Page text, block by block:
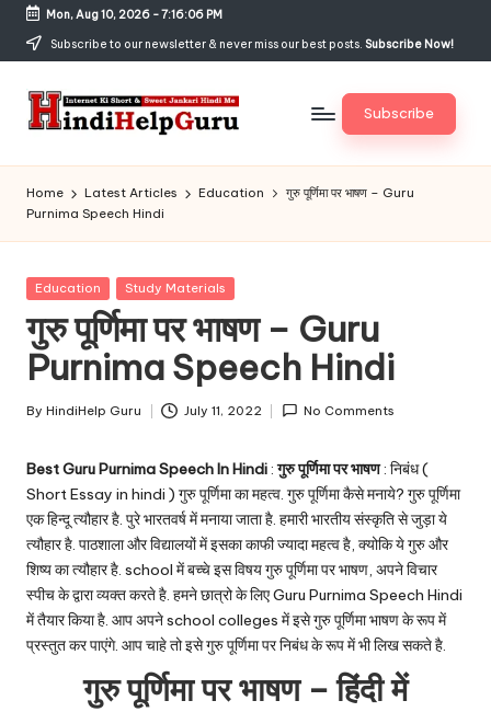
Skip
content
Mon, Aug 10, 2026-7:16:07 PM
Subscribe to our newsletter & never miss our best posts. Subscribe Now!
H
in
di
H
el
p
G
u
r
u.
c
o
m
Jankari
Hindi
me
Subscribe
Home Latest Articles Education
गुरु पूर्णिमा पर भाषण – Guru
Purnima Speech Hindi
Posted
Education Study Materials
गुरु पूर्णिमा पर भाषण – Guru
Purnima Speech Hindi
Posted
By HindiHelp Guru July 11, 2022 No Comments
Best Guru Purnima Speech In Hindi:गुरु पूर्णिमा पर भाषण: निबंध (
Short Essay in hindi ) गुरु पूर्णिमा का महत्व. गुरु पूर्णिमा कैसे मनाये? गुरु पूर्णिमा
एक हिन्दू त्यौहार है. पुरे भारतवर्ष में मनाया जाता है. हमारी भारतीय संस्कृति से जुड़ा ये
त्यौहार है. पाठशाला और विद्यालयों में इसका काफी ज्यादा महत्व है, क्योकि ये गुरु और
शिष्य का त्यौहार है. school में बच्चे इस विषय गुरु पूर्णिमा पर भाषण, अपने विचार
स्पीच के द्वारा व्यक्त करते है. हमने छात्रो के लिए Guru Purnima Speech Hindi
में तैयार किया है. आप अपने school colleges में इसे गुरु पूर्णिमा भाषण के रूप में
प्रस्तुत कर पाएंगे. आप चाहे तो इसे गुरु पूर्णिमा पर निबंध के रूप में भी लिख सकते है.
गुरु पूर्णिमा पर भाषण – हिंदी में